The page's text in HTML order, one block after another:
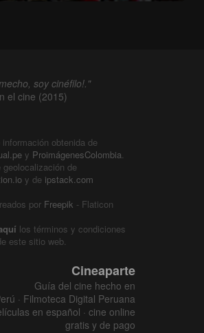
soy cinéfilo!."
el cine (2015)
información obtenida de
y ProimágenesColombia.
geolocalización de
y de ipstack.com
por Freepik - Flaticon
los términos y condiciones
este sitio web.
Cineaparte
Guía del cine hecho en
· Filmoteca Digital Peruana
en español · cine online
gratis y de pago